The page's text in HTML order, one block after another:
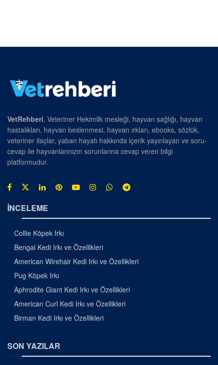
VetRehberi, Veteriner Hekimlik mesleği, hayvan sağlığı, hayvan
hastalıkları, hayvan beslenmesi, hayvan ırkları, ebooks, sözlük,
veteriner ilaçlar, yaban hayatı hakkında içerik yayınlayan ve soru-
cevap ile hayvanlarınızın sorunlarına cevap veren bilgi
platformudur.
İNCELEME
Collie Köpek Irkı
Bengal Kedi Irkı ve Özellikleri
American Wirehair Kedi Irkı ve Özellikleri
Pug Köpek Irkı
Aphrodite Giant Kedi Irkı ve Özellikleri
American Curl Kedi Irkı ve Özellikleri
Birman Kedi Irkı ve Özellikleri
SON YAZILAR